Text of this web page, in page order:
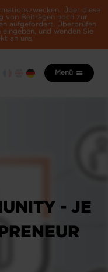
Über diese
von Beiträgen noch zur
aufgefordert. Überprüfen
und wenden Sie
an uns.
Menü
- JE